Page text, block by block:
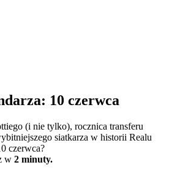
10 czerwca
(i nie tylko), rocznica transferu
siatkarza w historii Realu
czerwca?
w 2 minuty.